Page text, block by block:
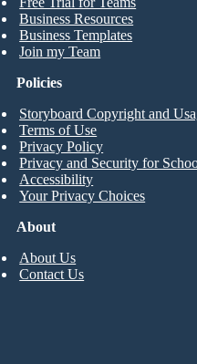
Business Resources
Business Templates
Join my Team
About
About Us
Contact Us
Policies
Storyboard Copyright and
Terms of Use
Privacy Policy
Privacy and Security for
Accessibility
Your Privacy Choices